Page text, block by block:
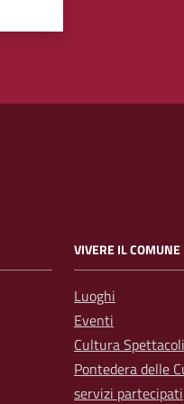
VIVERE IL COMUNE
Luoghi
Eventi
Cultura Spettacoli
Pontedera delle
servizi partecipati